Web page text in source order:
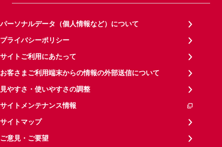
パーソナルデータ（個人情報など）について
プライバシーポリシー
サイトご利用にあたって
お客さまご利用端末からの情報の外部送信について
見やすさ・使いやすさの調整
サイトメンテナンス情報
サイトマップ
ご意見・ご要望